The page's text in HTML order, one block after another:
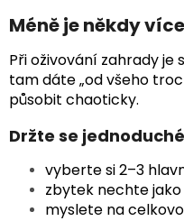
Méně je někdy
Při oživování zahrady je
tam dáte „od všeho
působit chaoticky.
Držte se
vyberte si 2–3
zbytek nechte
myslete na